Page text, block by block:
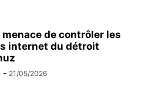
menace de contrôler les
internet du détroit
- 21/05/2026